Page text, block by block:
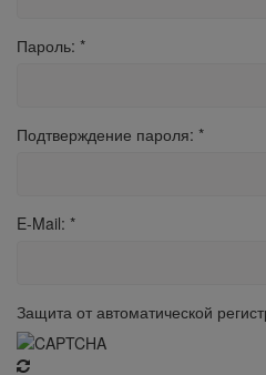
Пароль: *
Подтверждение пароля: *
E-Mail: *
Защита от автоматической